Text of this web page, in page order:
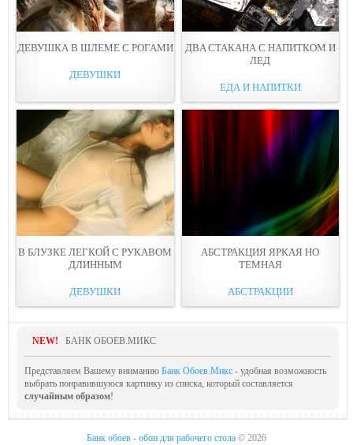
ДЕВУШКА В ШЛЕМE С РОГАМИ
ДЕВУШКИ
ДВA СТАКАНА С НАПИТКОМ И
ЛЕД
ЕДА И НАПИТКИ
В БЛУЗКЕ ЛЕГКОЙ С РУКАВOМ
ДЛИННЫМ
ДЕВУШКИ
АБСТРАКЦИЯ ЯРКАЯ НО
ТЕМНAЯ
АБСТРАКЦИИ
NEW! БАНК ОБОЕВ.МИКС
Представляем Вашему вниманию Банк Обоев.Микс - удобная возможность
выбрать понравившуюся картинку из списка, который составляется
случайным образом!
Банк обоев - обои для рабочего стола © 2026